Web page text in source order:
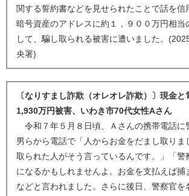
関する誓約書などを見せられたことで話を信
暗号資産のアドレスに約１，９００万円相当
して、騙し取られる被害に遭いました。
央署)
〔なりすまし詐欺（オレオレ詐欺）〕現金
1,930万円被害、いわき市70代女性Aさん
令和７年５月８日頃、Ａさんの携帯電話に
男らから電話で「人からお金をだまし取りま
取られた人がそう言っているんです。」「警
になるかもしれませんよ。お金を支払えば捕
などと言われました。さらに後日、警察官を